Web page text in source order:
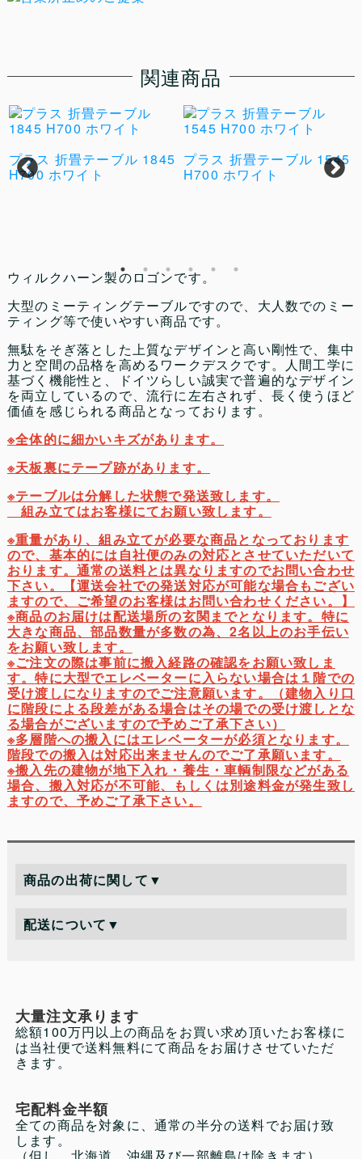
関連商品
プラス 折畳テーブル 1845
H700 ホワイト
プラス 折畳テーブル 1545
H700 ホワイト
ウィルクハーン製のロゴンです。
大型のミーティングテーブルですので、大人数でのミー
ティング等で使いやすい商品です。
無駄をそぎ落とした上質なデザインと高い剛性で、集中
力と空間の品格を高めるワークデスクです。人間工学に
基づく機能性と、ドイツらしい誠実で普遍的なデザイン
を両立しているので、流行に左右されず、長く使うほど
価値を感じられる商品となっております。
※全体的に細かいキズがあります。
※天板裏にテープ跡があります。
※テーブルは分解した状態で発送致します。
組み立てはお客様にてお願い致します。
※重量があり、組み立てが必要な商品となっております
ので、基本的には自社便のみの対応とさせていただいて
おります。通常の送料とは異なりますのでお問い合わせ
下さい。【運送会社での発送対応が可能な場合もござい
ますので、ご希望のお客様はお問い合わせください。】
※商品のお届けは配送場所の玄関までとなります。特に
大きな商品、部品数量が多数の為、2名以上のお手伝い
をお願い致します。
※ご注文の際は事前に搬入経路の確認をお願い致しま
す。特に大型でエレベーターに入らない場合は１階での
受け渡しになりますのでご注意願います。（建物入り口
に階段による段差がある場合はその場での受け渡しとな
る場合がございますので予めご了承下さい）
※多層階への搬入にはエレベーターが必須となります。
階段での搬入は対応出来ませんのでご了承願います。
※搬入先の建物が地下入れ・養生・車輌制限などがある
場合、搬入対応が不可能、もしくは別途料金が発生致し
ますので、予めご了承下さい。
商品の出荷に関して ▼
配送について ▼
大量注文承ります
総額100万円以上の商品をお買い求め頂いたお客様に
は当社便で送料無料にて商品をお届けさせていただ
きます。
宅配料金半額
全ての商品を対象に、通常の半分の送料でお届け致
します。
（但し、北海道、沖縄及び一部離島は除きます）